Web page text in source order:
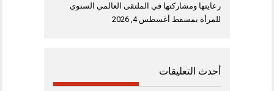
رعايتها ومشاركتها في الملتقى العالمي السنوي
للمرأة بمسقط أغسطس 4, 2026
أحدث التعليقات